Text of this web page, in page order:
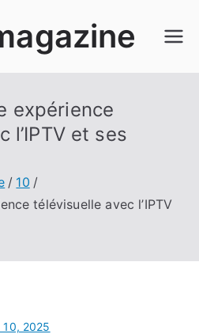
expérience
l’IPTV et ses
10
télévisuelle avec l’IPTV
2025